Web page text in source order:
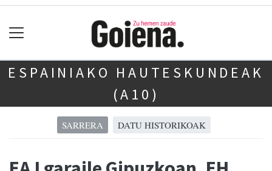
ESPAINIAKO HAUTESKUNDEAK
(A10)
SARRERA DATU HISTORIKOAK